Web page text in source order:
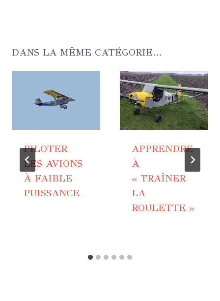
DANS LA MÊME CATÉGORIE...
PILOTER
LES AVIONS
À FAIBLE
PUISSANCE
APPRENDRE
À
« TRAÎNER
LA
ROULETTE »